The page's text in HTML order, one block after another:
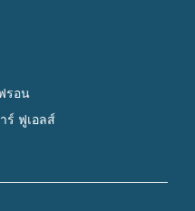
รอน
ร์ ฟูเอลส์